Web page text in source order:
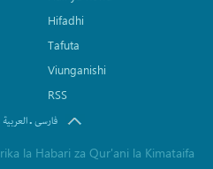
Hifadhi
Tafuta
Viunganishi
RSS
العربیة.فارسی
la Habari za Qur'ani la Kimataifa